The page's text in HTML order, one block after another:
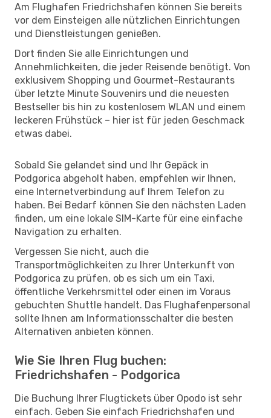
Am Flughafen Friedrichshafen können Sie bereits
vor dem Einsteigen alle nützlichen Einrichtungen
und Dienstleistungen genießen.
Dort finden Sie alle Einrichtungen und
Annehmlichkeiten, die jeder Reisende benötigt. Von
exklusivem Shopping und Gourmet-Restaurants
über letzte Minute Souvenirs und die neuesten
Bestseller bis hin zu kostenlosem WLAN und einem
leckeren Frühstück – hier ist für jeden Geschmack
etwas dabei.
Sobald Sie gelandet sind und Ihr Gepäck in
Podgorica abgeholt haben, empfehlen wir Ihnen,
eine Internetverbindung auf Ihrem Telefon zu
haben. Bei Bedarf können Sie den nächsten Laden
finden, um eine lokale SIM-Karte für eine einfache
Navigation zu erhalten.
Vergessen Sie nicht, auch die
Transportmöglichkeiten zu Ihrer Unterkunft von
Podgorica zu prüfen, ob es sich um ein Taxi,
öffentliche Verkehrsmittel oder einen im Voraus
gebuchten Shuttle handelt. Das Flughafenpersonal
sollte Ihnen am Informationsschalter die besten
Alternativen anbieten können.
Wie Sie Ihren Flug buchen:
Friedrichshafen - Podgorica
Die Buchung Ihrer Flugtickets über Opodo ist sehr
einfach. Geben Sie einfach Friedrichshafen und